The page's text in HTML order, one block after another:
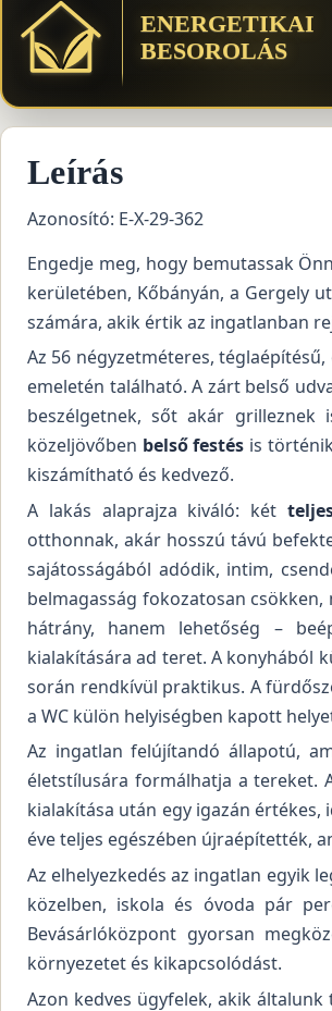
ENERGETIKAI
BESOROLÁS
Leírás
Azonosító: E-X-29-362
Engedje meg, hogy bemutassak
kerületében, Kőbányán, a Gergely
számára, akik értik az ingatlanban
Az 56 négyzetméteres,
emeletén található. A zárt belső
beszélgetnek, sőt akár
közeljövőben belső festés is
kiszámítható és kedvező.
A lakás alaprajza kiváló: két
otthonnak, akár hosszú távú
sajátosságából adódik, intim,
belmagasság fokozatosan
hátrány, hanem lehetőség –
kialakítására ad teret. A konyhából
során rendkívül praktikus. A
a WC külön helyiségben kapott
Az ingatlan felújítandó állapotú,
életstílusára formálhatja a tereket.
kialakítása után egy igazán
éve teljes egészében újraépítették,
Az elhelyezkedés az ingatlan egyik
közelben, iskola és óvoda pár
Bevásárlóközpont gyorsan
környezetet és kikapcsolódást.
Azon kedves ügyfelek, akik